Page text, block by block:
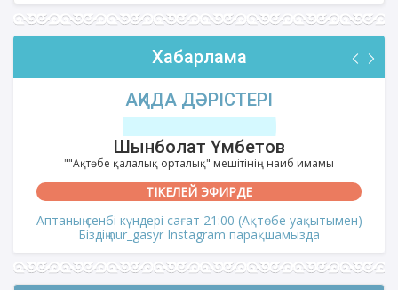
Хабарлама
АҚИДА ДӘРІСТЕРІ
Шынболат Үмбетов
""Ақтөбе қалалық орталық" мешітінің наиб имамы
ТІКЕЛЕЙ ЭФИРДЕ
Аптаның сенбі күндері сағат 21:00 (Ақтөбе уақытымен)
Біздің nur_gasyr Instagram парақшамызда